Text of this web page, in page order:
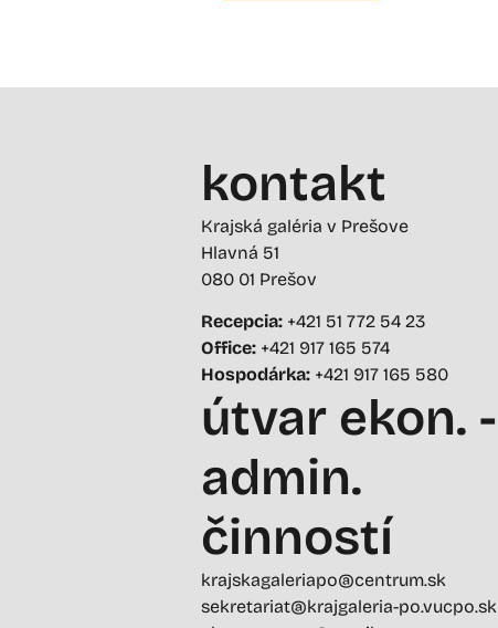
kontakt
Krajská galéria v Prešove
Hlavná 51
080 01 Prešov
Recepcia: +421 51 772 54 23
Office: +421 917 165 574
Hospodárka: +421 917 165 580
útvar ekon. -
admin.
činností
krajskagaleriapo@centrum.sk
sekretariat@krajgaleria-po.vucpo.sk